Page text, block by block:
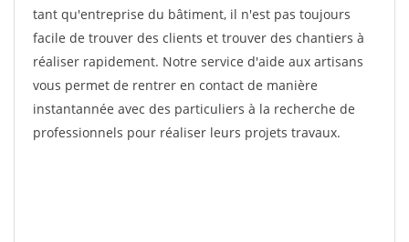
tant qu'entreprise du bâtiment, il n'est pas toujours
facile de trouver des clients et trouver des chantiers à
réaliser rapidement. Notre service d'aide aux artisans
vous permet de rentrer en contact de manière
instantannée avec des particuliers à la recherche de
professionnels pour réaliser leurs projets travaux.